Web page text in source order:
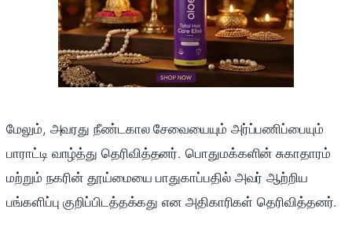
மேலும், அவரது நீண்டகால சேவையையும் அர்ப்பணிப்பையும்
பாராட்டி வாழ்த்து தெரிவித்தனர். பொதுமக்களின் சுகாதாரம்
மற்றும் நகரின் தூய்மையை பாதுகாப்பதில் அவர் ஆற்றிய
பங்களிப்பு குறிப்பிடத்தக்கது என அதிகாரிகள் தெரிவித்தனர்.